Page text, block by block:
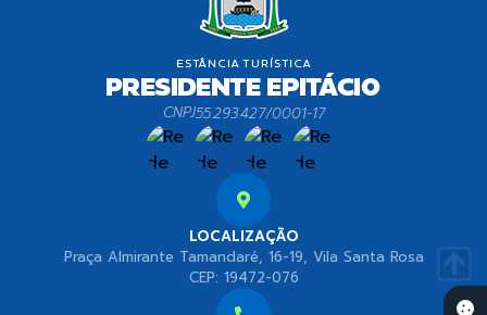
LOCALIZAÇÃO
Praça Almirante Tamandaré, 16-19, Vila Santa Rosa
CEP: 19472-076
CNPJ55.293.427/0001-17